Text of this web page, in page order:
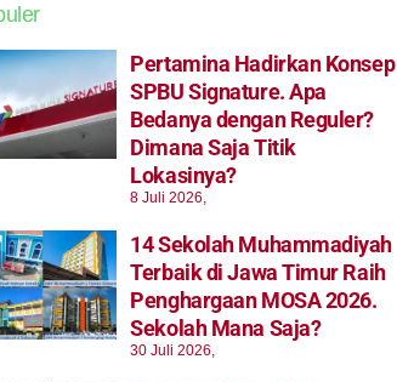
Pertamina Hadirkan Konsep
SPBU Signature. Apa
Bedanya dengan Reguler?
Dimana Saja Titik
Lokasinya?
8 Juli 2026,
14 Sekolah Muhammadiyah
Terbaik di Jawa Timur Raih
Penghargaan MOSA 2026.
Sekolah Mana Saja?
30 Juli 2026,